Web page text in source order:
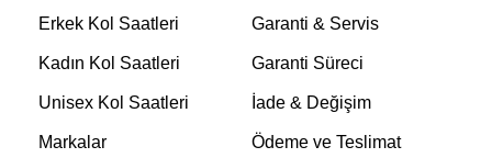
Erkek Kol Saatleri
Kadın Kol Saatleri
Unisex Kol Saatleri
Markalar
Garanti & Servis
Garanti Süreci
İade & Değişim
Ödeme ve Teslimat